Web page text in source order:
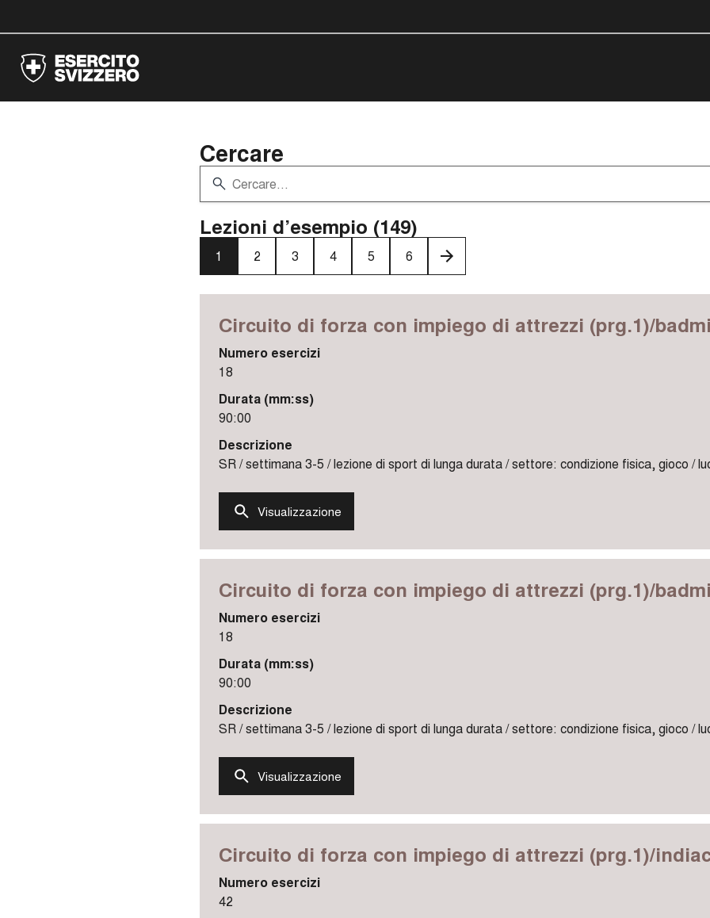
Cercare
Lezioni d’esempio (149)
1 2 3 4 5 6 ›
Circuito di forza con impiego di attrezzi (prg.1)/
Numero esercizi
18
Durata (mm:ss)
90:00
Descrizione
SR / settimana 3-5 / lezione di sport di lunga durata / settore: condizione fisica, gioco /
Visualizzazione
Circuito di forza con impiego di attrezzi (prg.1)/
Numero esercizi
18
Durata (mm:ss)
90:00
Descrizione
SR / settimana 3-5 / lezione di sport di lunga durata / settore: condizione fisica, gioco /
Visualizzazione
Circuito di forza con impiego di attrezzi (prg.1)/
Numero esercizi
42